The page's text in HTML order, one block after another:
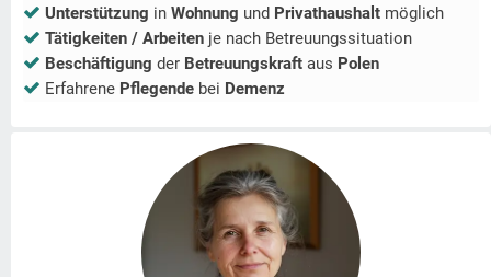
Unterstützung in Wohnung und Privathaushalt möglich
Tätigkeiten / Arbeiten je nach Betreuungssituation
Beschäftigung der Betreuungskraft aus Polen
Erfahrene Pflegende bei Demenz